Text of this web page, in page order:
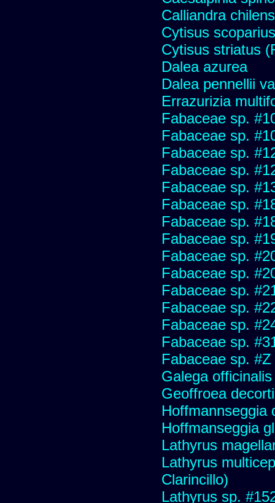
Calliandra
Cytisus scoparius
Cytisus striatus
Dalea azurea
Dalea pennellii
Errazurizia
Fabaceae sp.
Fabaceae sp.
Fabaceae sp.
Fabaceae sp.
Fabaceae sp.
Fabaceae sp.
Fabaceae sp.
Fabaceae sp.
Fabaceae sp.
Fabaceae sp.
Fabaceae sp.
Fabaceae sp.
Fabaceae sp.
Fabaceae sp.
Fabaceae sp. #Z
Galega
Geoffroea
Hoffmannseggia
Hoffmanseggia
Lathyrus
Lathyrus
Clarincillo)
Lathyrus sp.